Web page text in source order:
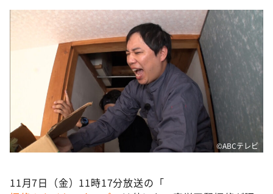
©️ABCテレビ
11月7日（金）11時17分放送の「